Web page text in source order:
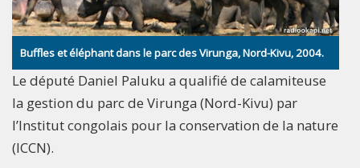
Buffles et éléphant dans le parc des Virunga, Nord-Kivu, 2004.
Le député Daniel Paluku a qualifié de calamiteuse
la gestion du parc de Virunga (Nord-Kivu) par
l’Institut congolais pour la conservation de la nature
(ICCN).